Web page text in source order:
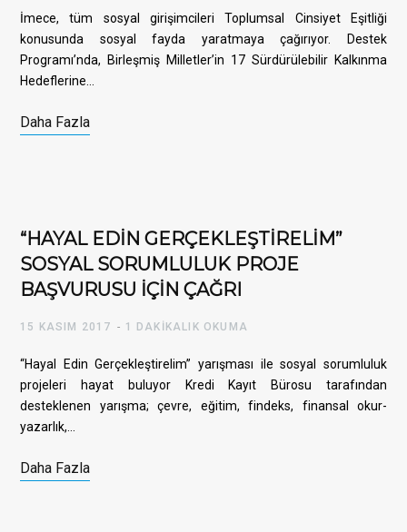
İmece, tüm sosyal girişimcileri Toplumsal Cinsiyet Eşitliği
konusunda sosyal fayda yaratmaya çağırıyor. Destek
Programı’nda, Birleşmiş Milletler’in 17 Sürdürülebilir Kalkınma
Hedeflerine…
Daha Fazla
“HAYAL EDİN GERÇEKLEŞTİRELİM”
SOSYAL SORUMLULUK PROJE
BAŞVURUSU İÇİN ÇAĞRI
15 KASIM 2017 1 DAKIKALIK OKUMA
“Hayal Edin Gerçekleştirelim” yarışması ile sosyal sorumluluk
projeleri hayat buluyor Kredi Kayıt Bürosu tarafından
desteklenen yarışma; çevre, eğitim, findeks, finansal okur-
yazarlık,…
Daha Fazla